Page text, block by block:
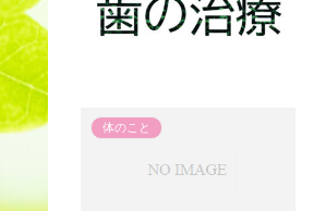
体のこと